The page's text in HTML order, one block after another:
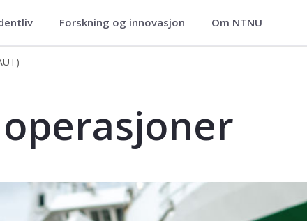
Forskning og innovasjon Om NTNU